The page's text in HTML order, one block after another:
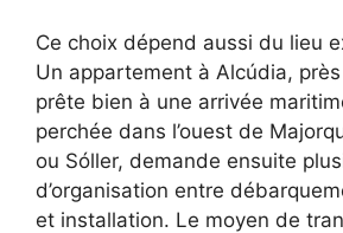
Ce choix dépend aussi du lieu
Un appartement à Alcúdia,
prête bien à une arrivée
perchée dans l’ouest de
ou Sóller, demande ensuite
d’organisation entre
et installation. Le moyen de